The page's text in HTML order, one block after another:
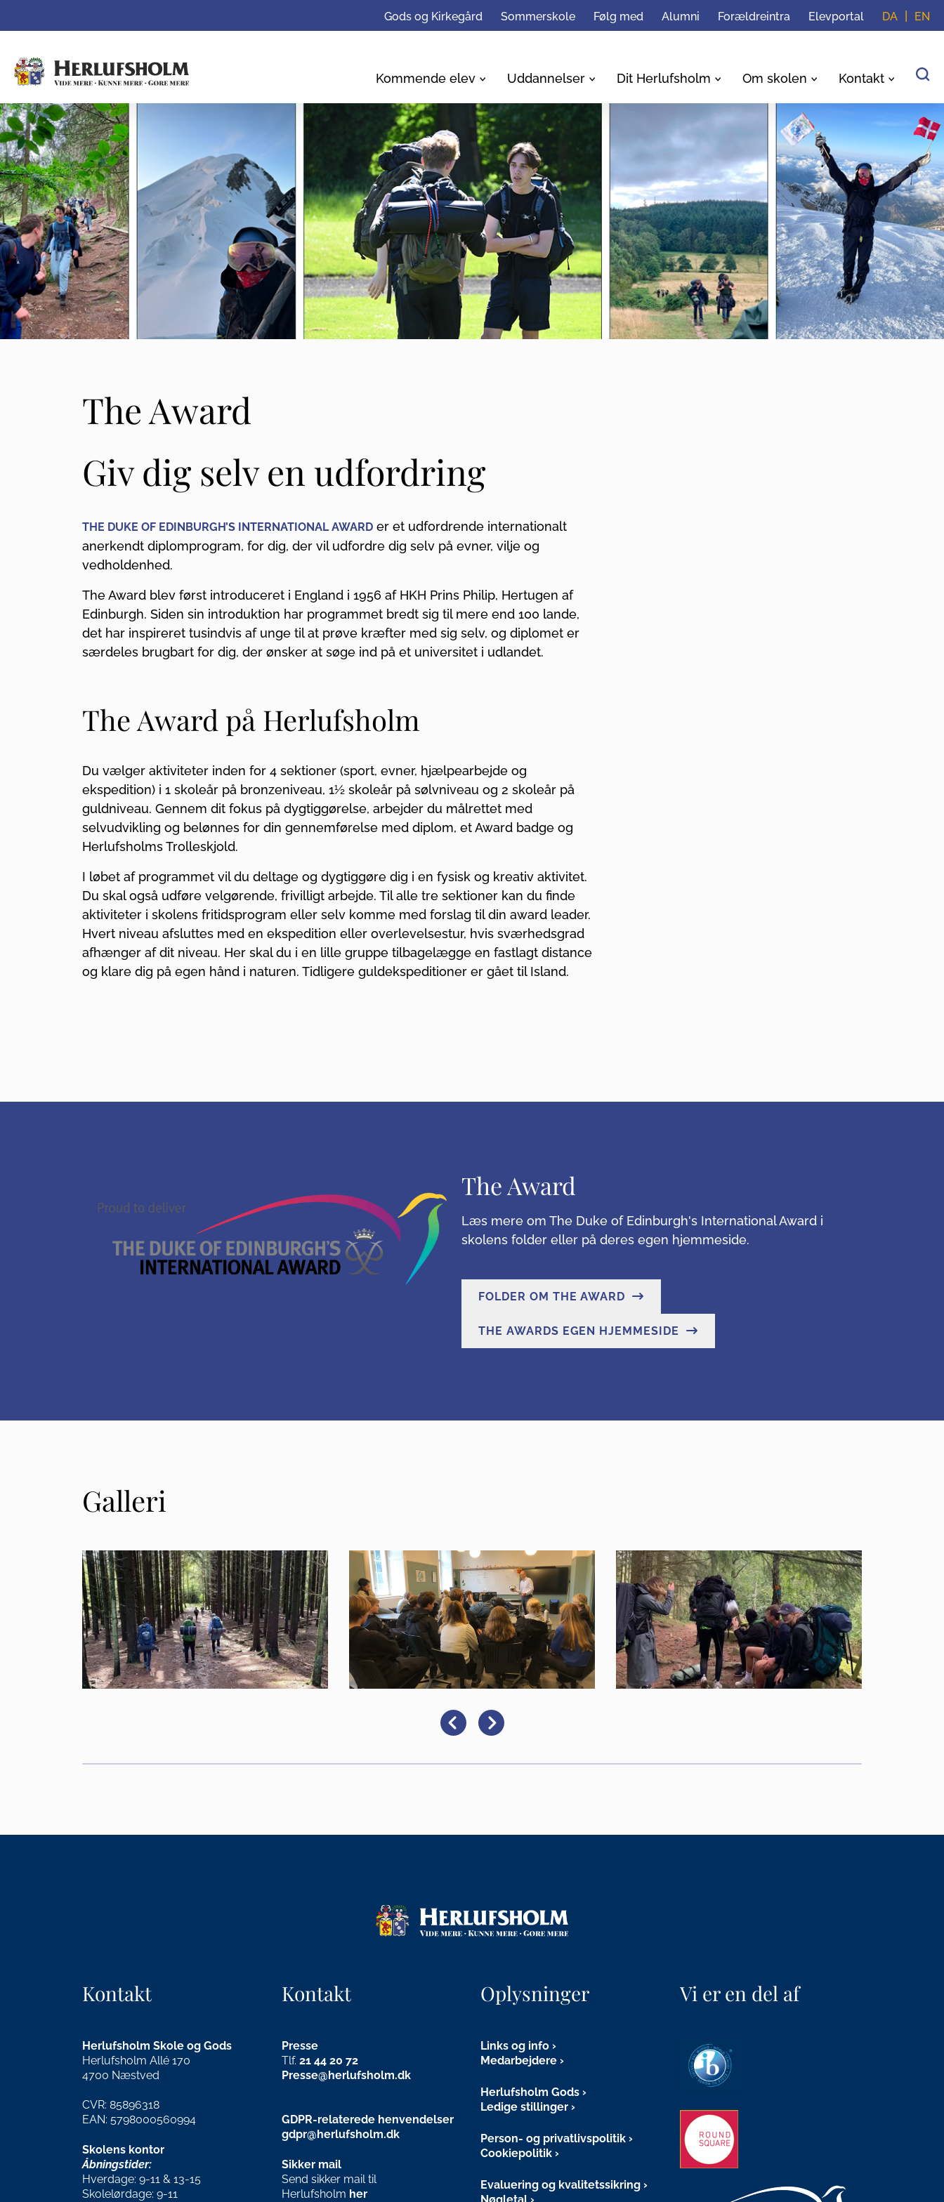
Gods og Kirkegård Sommerskole Følg med Alumni Forældreintra Elevportal DA EN
Kommende elev Uddannelser Dit Herlufsholm Om skolen Kontakt
The Award
Giv dig selv en udfordring
THE DUKE OF EDINBURGH’S INTERNATIONAL AWARD er et udfordrende internationalt
anerkendt diplomprogram, for dig, der vil udfordre dig selv på evner, vilje og
vedholdenhed.
The Award blev først introduceret i England i 1956 af HKH Prins Philip, Hertugen af
Edinburgh. Siden sin introduktion har programmet bredt sig til mere end 100 lande,
det har inspireret tusindvis af unge til at prøve kræfter med sig selv, og diplomet er
særdeles brugbart for dig, der ønsker at søge ind på et universitet i udlandet.
The Award på Herlufsholm
Du vælger aktiviteter inden for 4 sektioner (sport, evner, hjælpearbejde og
ekspedition) i 1 skoleår på bronzeniveau, 1½ skoleår på sølvniveau og 2 skoleår på
guldniveau. Gennem dit fokus på dygtiggørelse, arbejder du målrettet med
selvudvikling og belønnes for din gennemførelse med diplom, et Award badge og
Herlufsholms Trolleskjold.
I løbet af programmet vil du deltage og dygtiggøre dig i en fysisk og kreativ aktivitet.
Du skal også udføre velgørende, frivilligt arbejde. Til alle tre sektioner kan du finde
aktiviteter i skolens fritidsprogram eller selv komme med forslag til din award leader.
Hvert niveau afsluttes med en ekspedition eller overlevelsestur, hvis sværhedsgrad
afhænger af dit niveau. Her skal du i en lille gruppe tilbagelægge en fastlagt distance
og klare dig på egen hånd i naturen. Tidligere guldekspeditioner er gået til Island.
The Award
Læs mere om The Duke of Edinburgh's International Award i
skolens folder eller på deres egen hjemmeside.
FOLDER OM THE AWARD
THE AWARDS EGEN HJEMMESIDE
Galleri
Kontakt
Herlufsholm Skole og Gods
Herlufsholm Allé 170
4700 Næstved
CVR: 85896318
EAN: 5798000560994
Skolens kontor
Åbningstider:
Hverdage: 9-11 & 13-15
Skolelørdage: 9-11
Kontakt
Presse
Tlf. 21 44 20 72
Presse@herlufsholm.dk
GDPR-relaterede henvendelser
gdpr@herlufsholm.dk
Sikker mail
Send sikker mail til
Herlufsholm her
Oplysninger
Links og info
Medarbejdere
Herlufsholm Gods
Ledige stillinger
Person- og privatlivspolitik
Cookiepolitik
Evaluering og kvalitetssikring
Vi er en del af